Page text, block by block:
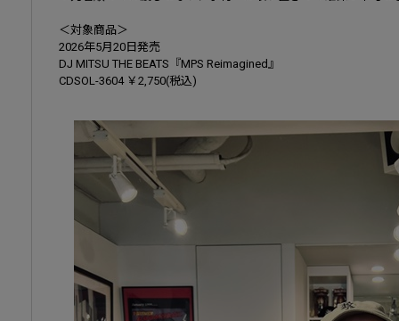
＜対象商品＞
2026年5月20日発売
DJ MITSU THE BEATS『MPS Reimagined』
CDSOL-3604 ￥2,750(税込)